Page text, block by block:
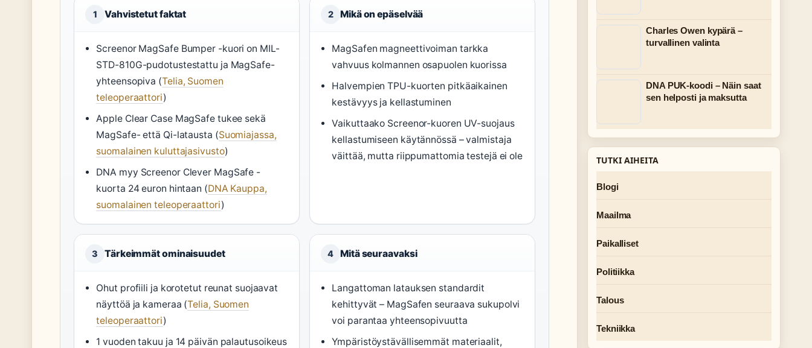
1 Vahvistetut faktat
Screenor MagSafe Bumper -kuori on MIL-
STD-810G-pudotustestattu ja MagSafe-
yhteensopiva (Telia, Suomen
teleoperaattori)
Apple Clear Case MagSafe tukee sekä
MagSafe- että Qi-latausta (Suomiajassa,
suomalainen kuluttajasivusto)
DNA myy Screenor Clever MagSafe -
kuorta 24 euron hintaan (DNA Kauppa,
suomalainen teleoperaattori)
2 Mikä on epäselvää
MagSafen magneettivoiman tarkka
vahvuus kolmannen osapuolen kuorissa
Halvempien TPU-kuorten pitkäaikainen
kestävyys ja kellastuminen
Vaikuttaako Screenor-kuoren UV-suojaus
kellastumiseen käytännössä – valmistaja
väittää, mutta riippumattomia testejä ei ole
3 Tärkeimmät ominaisuudet
Ohut profiili ja korotetut reunat suojaavat
näyttöä ja kameraa (Telia, Suomen
teleoperaattori)
1 vuoden takuu ja 14 päivän palautusoikeus
4 Mitä seuraavaksi
Langattoman latauksen standardit
kehittyvät – MagSafen seuraava sukupolvi
voi parantaa yhteensopivuutta
Ympäristöystävällisemmät materiaalit,
Charles Owen kypärä –
turvallinen valinta
DNA PUK-koodi – Näin saat
sen helposti ja maksutta
TUTKI AIHEITA
Blogi
Maailma
Paikalliset
Politiikka
Talous
Tekniikka